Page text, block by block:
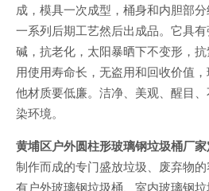
成，模具一次成型，桶身和内胆部
一系列后期工艺然后出成品。它具
碱，抗老化，太阳暴晒下不变形，
用使用寿命长，无盗用和回收价值
他材质要低廉。洁净、美观、醒目
染环境。
黄埔区户外圆柱形玻璃钢垃圾桶厂
制作而成的专门盛放垃圾、废弃物
有户外玻璃钢垃圾桶、室内玻璃钢